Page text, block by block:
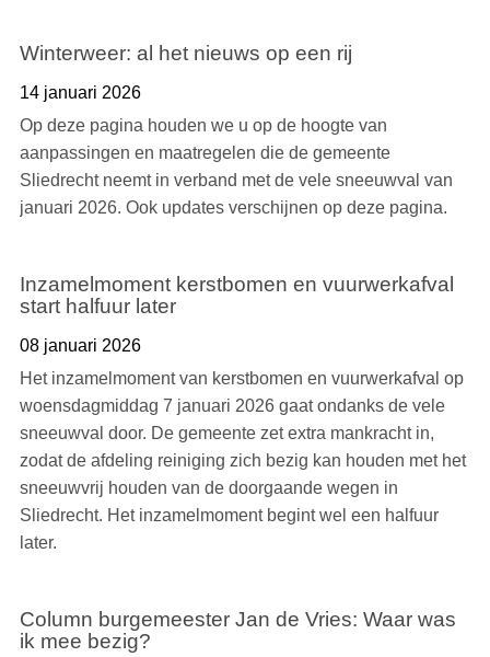
Winterweer: al het nieuws op een rij
14 januari 2026
Op deze pagina houden we u op de hoogte van
aanpassingen en maatregelen die de gemeente
Sliedrecht neemt in verband met de vele sneeuwval van
januari 2026. Ook updates verschijnen op deze pagina.
Inzamelmoment kerstbomen en vuurwerkafval
start halfuur later
08 januari 2026
Het inzamelmoment van kerstbomen en vuurwerkafval op
woensdagmiddag 7 januari 2026 gaat ondanks de vele
sneeuwval door. De gemeente zet extra mankracht in,
zodat de afdeling reiniging zich bezig kan houden met het
sneeuwvrij houden van de doorgaande wegen in
Sliedrecht. Het inzamelmoment begint wel een halfuur
later.
Column burgemeester Jan de Vries: Waar was
ik mee bezig?